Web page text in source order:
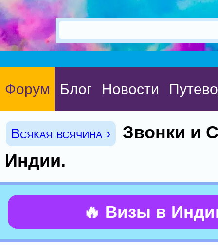
Форум Блог Новости
Всякая всячина ›
Звонки и
Индии.
🔥 Визы в